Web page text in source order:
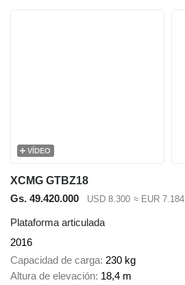
VÍDEO
XCMG GTBZ18
Gs. 49.420.000
USD 8.300 ≈ EUR 7.184
Plataforma articulada
2016
Capacidad de carga 230 kg
Altura de elevación 18,4 m